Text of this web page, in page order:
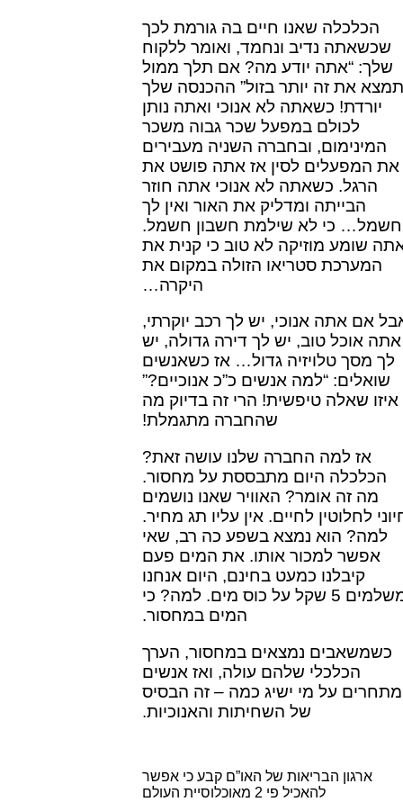
הכלכלה שאנו חיים בה גורמת לכך
שכשאתה נדיב ונחמד, ואומר ללקוח
שלך: “אתה יודע מה? אם תלך ממול
תמצא את זה יותר בזול” ההכנסה שלך
יורדת! כשאתה לא אנוכי ואתה נותן
לכולם במפעל שכר גבוה משכר
המינימום, ובחברה השניה מעבירים
את המפעלים לסין אז אתה פושט את
הרגל. כשאתה לא אנוכי אתה חוזר
הבייתה ומדליק את האור ואין לך
חשמל… כי לא שילמת חשבון חשמל.
שומע מוזיקה לא טוב כי קנית את
המערכת סטריאו הזולה במקום את
היקרה…
אם אתה אנוכי, יש לך רכב יוקרתי,
אתה אוכל טוב, יש לך דירה גדולה, יש
לך מסך טלויזיה גדול… אז כשאנשים
שואלים: “למה אנשים כ”כ אנוכיים?”
איזו שאלה טיפשית! הרי זה בדיוק מה
שהחברה מתגמלת!
אז למה החברה שלנו עושה זאת?
הכלכלה היום מתבססת על מחסור.
מה זה אומר? האוויר שאנו נושמים
לחלוטין לחיים. אין עליו תג מחיר.
למה? הוא נמצא בשפע כה רב, שאי
אפשר למכור אותו. את המים פעם
קיבלנו כמעט בחינם, היום אנחנו
משלמים 5 שקל על כוס מים. למה? כי
המים במחסור.
כשמשאבים נמצאים במחסור, הערך
הכלכלי שלהם עולה, ואז אנשים
מתחרים על מי ישיג כמה – זה הבסיס
של השחיתות והאנוכיות.
ארגון הבריאות של האו”ם קבע כי אפשר
להאכיל פי 2 מאוכלוסיית העולם